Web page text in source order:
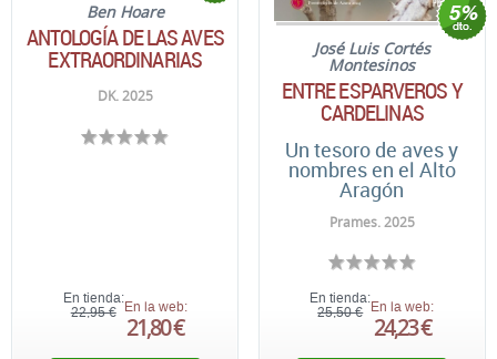
Ben Hoare
ANTOLOGÍA DE LAS AVES
EXTRAORDINARIAS
DK. 2025
En tienda:
22,95 € En la web:
21,80 €
José Luis Cortés
Montesinos
ENTRE ESPARVEROS Y
CARDELINAS
Un tesoro de aves y
nombres en el Alto
Aragón
Prames. 2025
En tienda:
25,50 € En la web:
24,23 €